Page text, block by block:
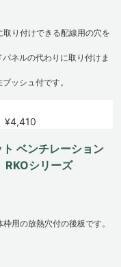
り付けできる配線用の穴を
ネルの代わりに取り付けま
ッシュ付です。
ベンチレーション
RKOシリーズ
用の放熱穴付の後板です。